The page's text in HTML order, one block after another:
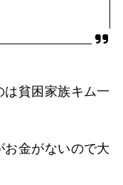
貧困家族キム一
金がないので大